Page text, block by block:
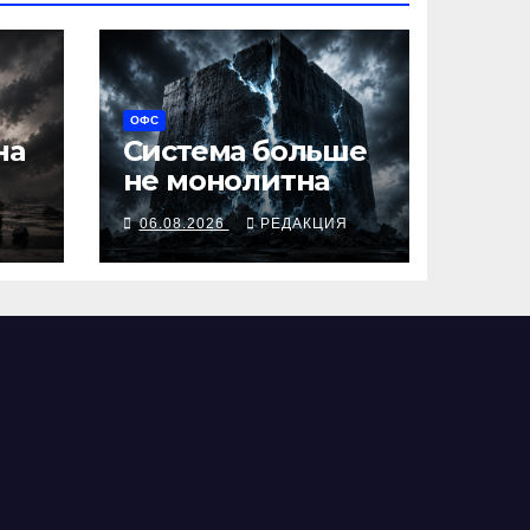
ОФС
Система больше
не монолитна
06.08.2026 РЕДАКЦИЯ